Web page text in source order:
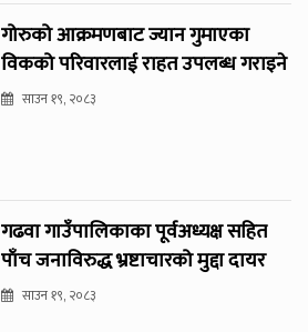
गोरुको आक्रमणबाट ज्यान गुमाएका
विकको परिवारलाई राहत उपलब्ध गराइने
साउन १९, २०८३
गढवा गाउँपालिकाका पूर्वअध्यक्ष सहित
पाँच जनाविरुद्ध भ्रष्टाचारको मुद्दा दायर
साउन १९, २०८३